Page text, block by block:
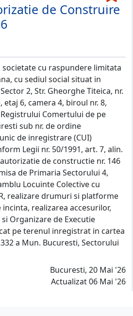
de Construire
societate cu raspundere limitata
cu sediul social situat in
2, Str. Gheorghe Titeica, nr.
etaj 6, camera 4, biroul nr. 8,
Comertului de pe
sub nr. de ordine
de inregistrare (CUI)
Legii nr. 50/1991, art. 7, alin.
de constructie nr. 146
de Primaria Sectorului 4,
Locuinte Colective cu
realizare drumuri si platforme
realizarea accesurilor,
Organizare de Executie
pe terenul inregistrat in cartea
a Mun. Bucuresti, Sectorului
Bucuresti, 20 Mai '26
Actualizat 06 Mai '26